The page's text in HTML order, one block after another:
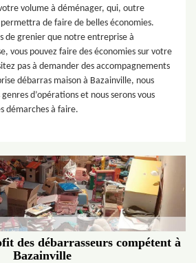
volume à déménager, qui, outre
de faire de belles économies.
de grenier que notre entreprise à
vous pouvez faire des économies sur votre
pas à demander des accompagnements
débarras maison à Bazainville, nous
d’opérations et nous serons vous
démarches à faire.
des débarrasseurs compétent à
Bazainville